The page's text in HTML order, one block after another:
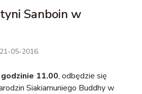
Sanboin w
21-05-2016.
11.00, odbędzie się
Siakiamuniego Buddhy w